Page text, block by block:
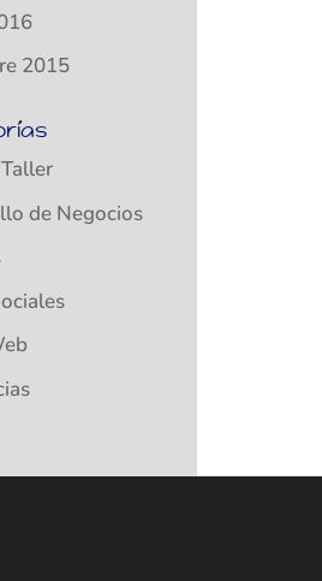
2015
de Negocios